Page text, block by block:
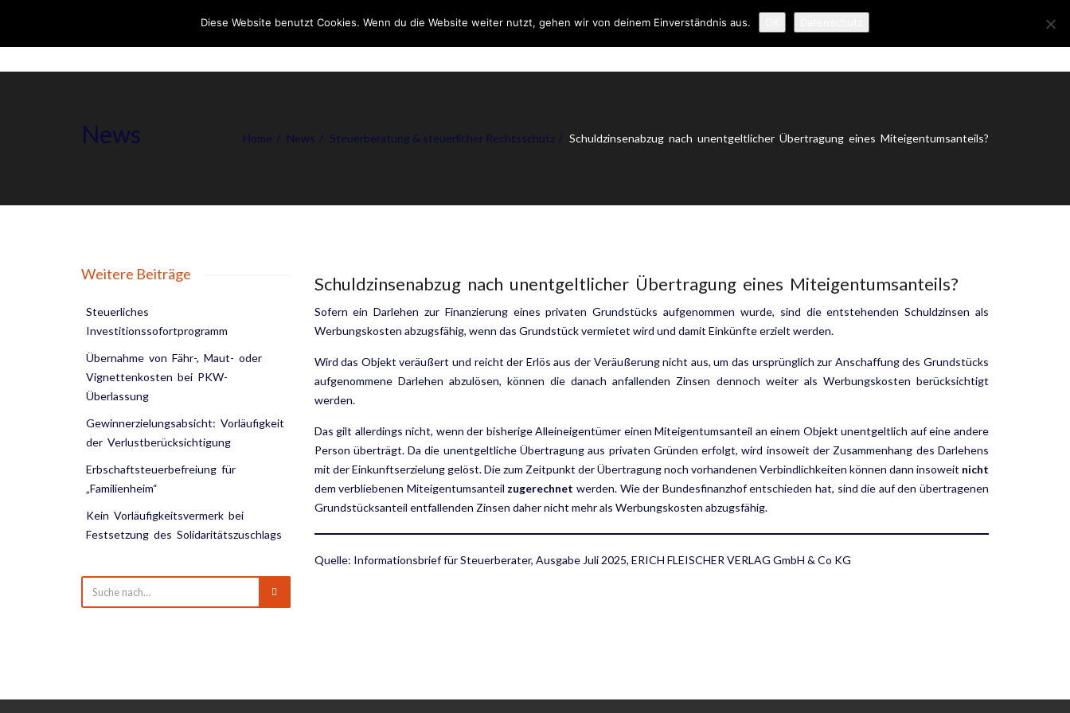
NEWS KONTAKT
News Home News Steuerberatung & steuerlicher Rechtsschutz Schuldzinsenabzug nach unentgeltlicher Übertragung eines Miteigentumsanteils?
Weitere Beiträge
Steuerliches
Investitionssofortprogramm
Übernahme von Fähr-, Maut- oder
Vignettenkosten bei PKW-
Überlassung
Gewinnerzielungsabsicht: Vorläufigkeit
der Verlustberücksichtigung
Erbschaftsteuerbefreiung für
„Familienheim“
Kein Vorläufigkeitsvermerk bei
Festsetzung des Solidaritätszuschlags
Schuldzinsenabzug nach unentgeltlicher Übertragung eines Miteigentumsanteils?
Sofern ein Darlehen zur Finanzierung eines privaten Grundstücks aufgenommen wurde, sind die entstehen­den Schuldzinsen als
Werbungskosten abzugsfähig, wenn das Grundstück vermietet wird und damit Ein­künfte erzielt werden.
Wird das Objekt veräußert und reicht der Erlös aus der Veräußerung nicht aus, um das ursprünglich zur Anschaffung des Grundstücks
aufgenommene Darlehen abzulösen, können die danach anfallenden Zinsen dennoch weiter als Werbungskosten berücksichtigt
werden.
Das gilt allerdings nicht, wenn der bisherige Alleineigentümer einen Miteigentumsanteil an einem Objekt unentgeltlich auf eine andere
Person überträgt. Da die unentgeltliche Übertragung aus privaten Gründen erfolgt, wird insoweit der Zusammenhang des Darlehens
mit der Einkunftserzielung gelöst. Die zum Zeit­punkt der Übertragung noch vorhandenen Verbindlichkeiten können dann insoweit nicht
dem verbliebe­nen Miteigentumsanteil zugerechnet werden. Wie der Bundesfinanzhof entschieden hat, sind die auf den übertragenen
Grundstücksanteil entfallenden Zinsen daher nicht mehr als Werbungskosten abzugsfähig.
Quelle: Informationsbrief für Steuerberater, Ausgabe Juli 2025, ERICH FLEISCHER VERLAG GmbH & Co KG
Diese Website benutzt Cookies. Wenn du die Website weiter nutzt, gehen wir von deinem Einverständnis aus.